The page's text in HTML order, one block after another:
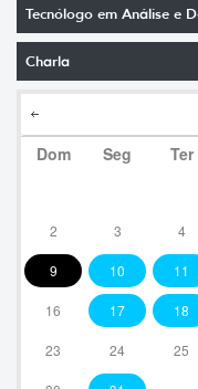
Tecnólogo em Análise e
Charla
Dom Seg Ter
2 3 4
9 10 11
16 17 18
23 24 25